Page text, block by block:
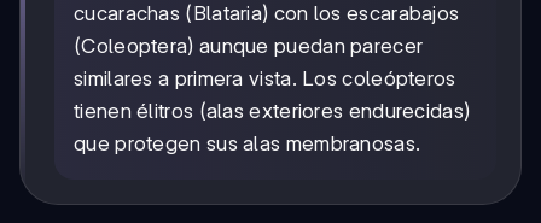
cucarachas (Blataria) con los escarabajos
(Coleoptera) aunque puedan parecer
similares a primera vista. Los coleópteros
tienen élitros (alas exteriores endurecidas)
que protegen sus alas membranosas.